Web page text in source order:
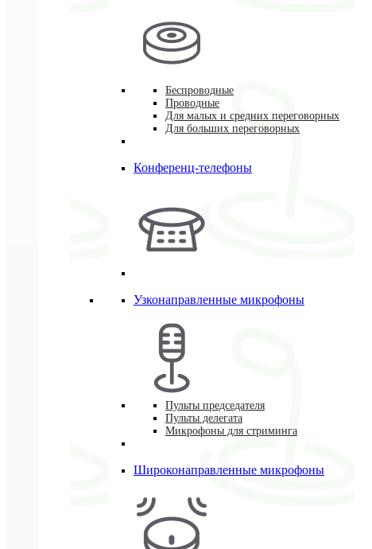
Беспроводные
Проводные
Для малых и средних переговорных
Для больших переговорных
Конференц-телефоны
Узконаправленные микрофоны
Пульты председателя
Пульты делегата
Микрофоны для стриминга
Широконаправленные микрофоны